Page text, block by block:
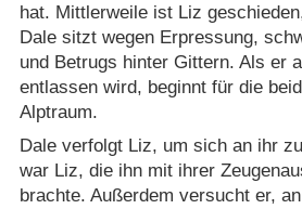
hat. Mittlerweile ist Liz
Dale sitzt wegen Erpressung,
und Betrugs hinter Gittern. Als er
entlassen wird, beginnt für die
Alptraum.
Dale verfolgt Liz, um sich an ihr
war Liz, die ihn mit ihrer
brachte. Außerdem versucht er,